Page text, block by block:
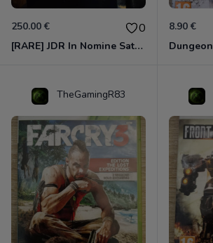
250.00 € 0
[RARE] JDR In Nomine Satanis / Magna Veritas – 1ère Édition BOÎTE (DOS BLANC, 1989) - CROC / Siroz
8.90 €
TheGamingR83